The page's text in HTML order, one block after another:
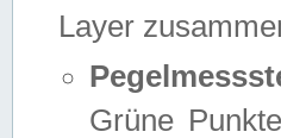
Layer
Grüne